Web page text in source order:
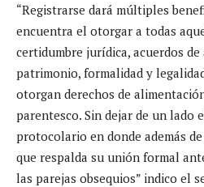
“Registrarse dará múltiples
encuentra el otorgar a todas
certidumbre jurídica, acuerdos
patrimonio, formalidad y
otorgan derechos de
parentesco. Sin dejar de un lado
protocolario en donde además
que respalda su unión formal
las parejas obsequios” indico el